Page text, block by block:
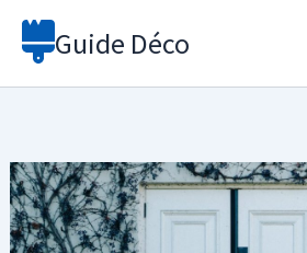
Aller
Guide Déco